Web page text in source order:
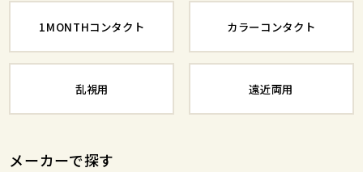
1MONTHコンタクト カラーコンタクト
乱視用 遠近両用
メーカーで探す